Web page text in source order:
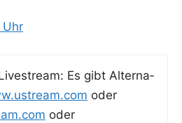
Uhr
Es gibt Alter­na­
oder
oder